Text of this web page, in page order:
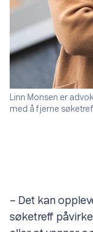
Linn Monsen er
med å fjerne
– Det kan
søketreff